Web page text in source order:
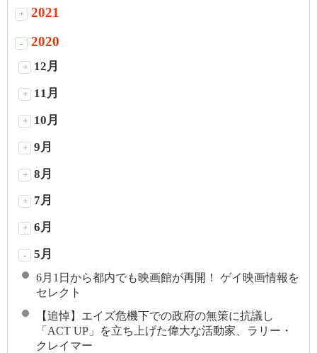
+ 2021
- 2020
+ 12月
+ 11月
+ 10月
+ 9月
+ 8月
+ 7月
+ 6月
- 5月
6月1日から都内でも映画館が再開！ ゲイ映画情報を
セレクト
【追悼】エイズ危機下での政府の無策に抗議し
「ACT UP」を立ち上げた偉大な活動家、ラリー・
クレイマー